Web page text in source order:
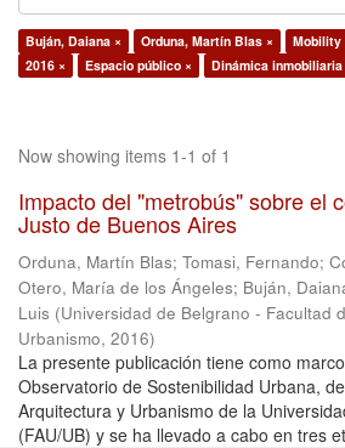
Buján, Daiana × Orduna, Martín Blas × Mobility
2016 ×
Espacio público × Dinámica inmobiliaria
Now showing items 1-1 of 1
Impacto del "metrobús" sobre el
Justo de Buenos Aires
Orduna, Martín Blas; Tomasi, Fernando;
Otero, María de los Ángeles; Buján,
Luis (Universidad de Belgrano - Facultad
Urbanismo, 2016)
La presente publicación tiene como
Observatorio de Sostenibilidad Urbana,
Arquitectura y Urbanismo de la
(FAU/UB) y se ha llevado a cabo en tres